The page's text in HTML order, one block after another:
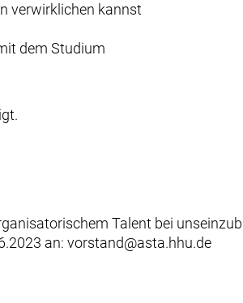
verwirklichen kannst
dem Studium
Talent bei
an: vorstand@asta.hhu.de